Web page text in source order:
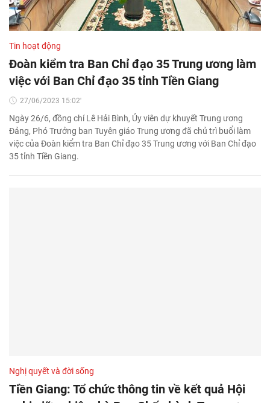
Tin hoạt động
Đoàn kiểm tra Ban Chỉ đạo 35 Trung ương làm
việc với Ban Chỉ đạo 35 tỉnh Tiền Giang
27/06/2023 15:02'
Ngày 26/6, đồng chí Lê Hải Bình, Ủy viên dự khuyết Trung ương
Đảng, Phó Trưởng ban Tuyên giáo Trung ương đã chủ trì buổi làm
việc của Đoàn kiểm tra Ban Chỉ đạo 35 Trung ương với Ban Chỉ đạo
35 tỉnh Tiền Giang.
Nghị quyết và đời sống
Tiền Giang: Tổ chức thông tin về kết quả Hội